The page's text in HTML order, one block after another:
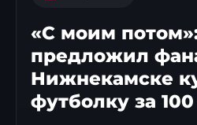
«С моим
предложил
Нижнекамске
футболку за